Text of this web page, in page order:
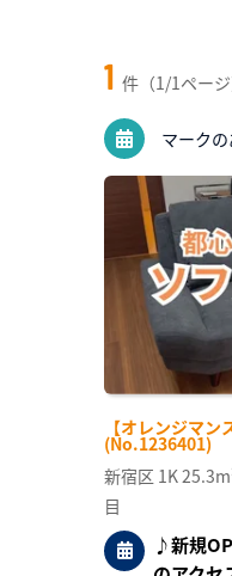
1 件（1/1ページ
マーク
【オレンジマン
(No.1236401)
新宿区 1K
目
♪新規